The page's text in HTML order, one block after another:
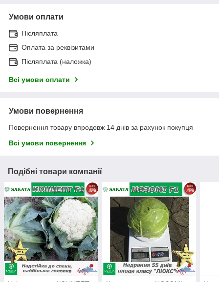
Умови оплати
Післяплата
Оплата за реквізитами
Післяплата (наложка)
Всі умови оплати
Умови повернення
Повернення товару впродовж 14 днів за рахунок покупця
Всі умови повернення
Подібні товари компанії